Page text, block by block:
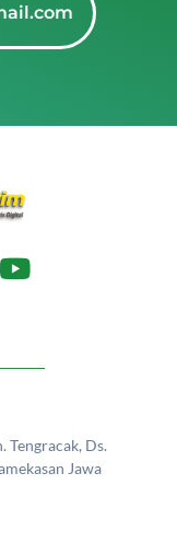
Tengracak, Ds.
Jawa